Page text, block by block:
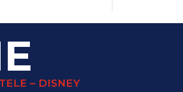
– DISNEY